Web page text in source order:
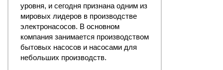
уровня, и сегодня признана одним из
мировых лидеров в производстве
электронасосов. В основном
компания занимается производством
бытовых насосов и насосами для
небольших производств.